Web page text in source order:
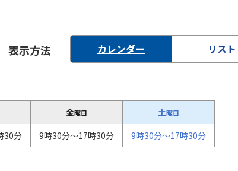
表示方法 カレンダー リスト
金曜日 土曜日
30分 9時30分～17時30分 9時30分～17時30分